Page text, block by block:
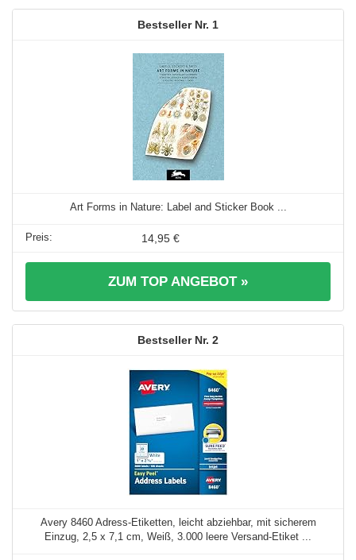
1
Art Forms in Nature: Label and Sticker Book ...
14,95 €
ZUM TOP ANGEBOT »
2
Avery 8460 Adress-Etiketten, leicht abziehbar, mit sicherem
Einzug, 2,5 x 7,1 cm, Weiß, 3.000 leere Versand-Etiket ...